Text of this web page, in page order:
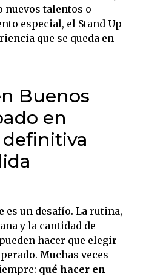
nuevos talentos o
especial, el Stand Up
que se queda en
Buenos
en
es un desafío. La rutina,
y la cantidad de
hacer que elegir
Muchas veces
qué hacer en